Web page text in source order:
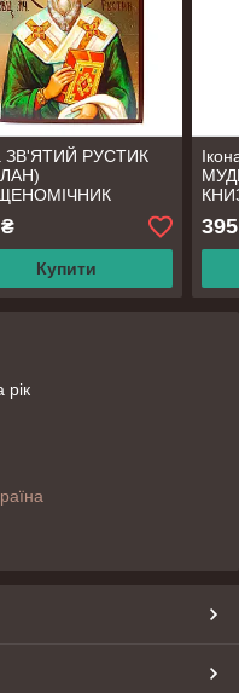
ЗВ'ЯТИЙ РУСТИК
Купити
395
рік